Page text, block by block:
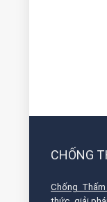
CHỐNG
Chống Thấm